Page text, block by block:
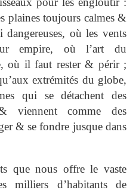
plaines toujours calmes &
où les vents
empire, où l’art du
où il faut rester & périr ;
extrémités du globe,
qui se détachent des
viennent comme des
& se fondre jusque dans
que nous offre le vaste
d’habitants de